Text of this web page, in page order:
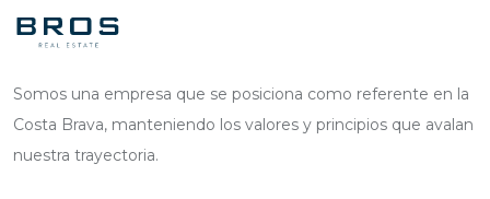
Somos una empresa que se posiciona como referente en la
Costa Brava, manteniendo los valores y principios que avalan
nuestra trayectoria.